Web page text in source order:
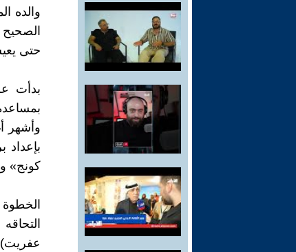
والده
حتى
بدأت
وأشهر
بإعداد
كونج»